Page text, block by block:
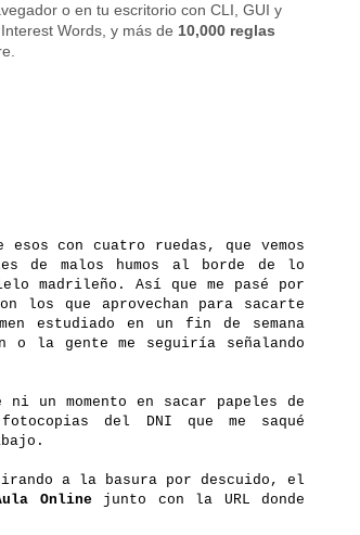
o en tu escritorio con CLI, GUI y
Words, y más de 10,000 reglas
con cuatro ruedas, que vemos
de malos humos al borde de lo
madrileño. Así que me pasé por
los que aprovechan para sacarte
estudiado en un fin de semana
o la gente me seguiría señalando
un momento en sacar papeles de
del DNI que me saqué
a la basura por descuido, el
Onlinejunto con la URL donde